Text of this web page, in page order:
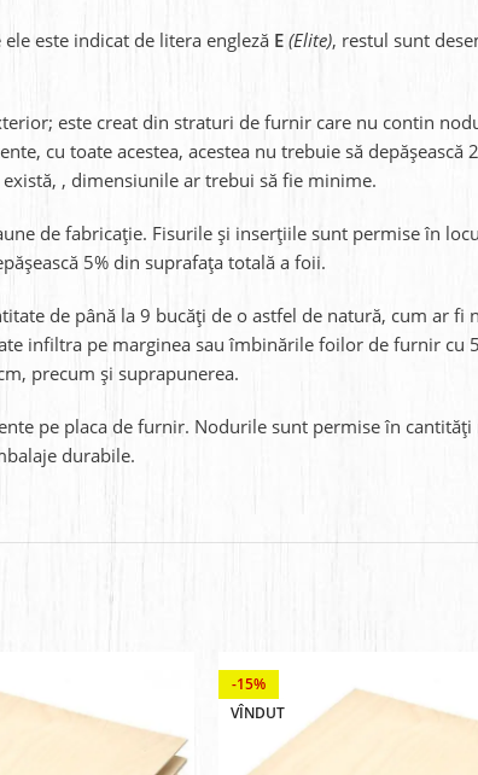
este indicat de litera engleză E (Elite), restul sunt
este creat din straturi de furnir care nu contin
cu toate acestea, acestea nu trebuie să
, dimensiunile ar trebui să fie minime.
de fabricație. Fisurile și inserțiile sunt permise în
5% din suprafața totală a foii.
de până la 9 bucăți de o astfel de natură, cum ar
infiltra pe marginea sau îmbinările foilor de furnir cu
precum și suprapunerea.
pe placa de furnir. Nodurile sunt permise în
durabile.
-15%
VÎNDUT